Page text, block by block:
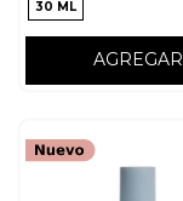
30 ML
AGREGAR